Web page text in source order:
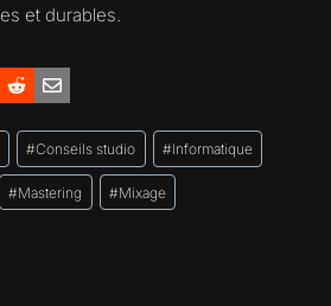
et durables.
#Conseils studio #Informatique
#Mastering #Mixage